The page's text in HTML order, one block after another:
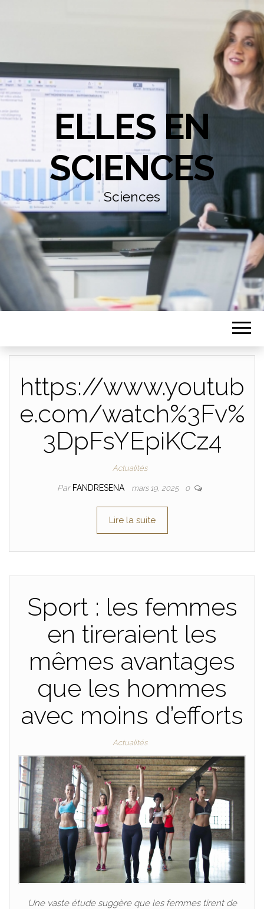
ELLES EN
SCIENCES
Sciences
https://www.youtub
e.com/watch%3Fv%
3DpFsYEpiKCz4
Actualités
Par FANDRESENA mars 19, 2025 0
Lire la suite
Sport : les femmes
en tireraient les
mêmes avantages
que les hommes
avec moins d’efforts
Actualités
Une vaste étude suggère que les femmes tirent de